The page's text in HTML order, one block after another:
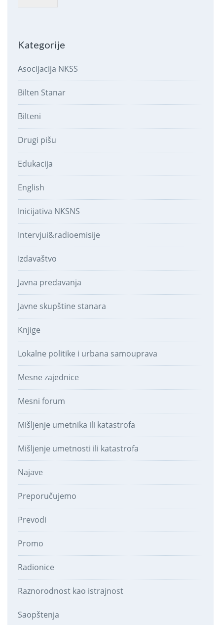
Kategorije
Asocijacija NKSS
Bilten Stanar
Bilteni
Drugi pišu
Edukacija
English
Inicijativa NKSNS
Intervjui&radioemisije
Izdavaštvo
Javna predavanja
Javne skupštine stanara
Knjige
Lokalne politike i urbana samouprava
Mesne zajednice
Mesni forum
Mišljenje umetnika ili katastrofa
Mišljenje umetnosti ili katastrofa
Najave
Preporučujemo
Prevodi
Promo
Radionice
Raznorodnost kao istrajnost
Saopštenja